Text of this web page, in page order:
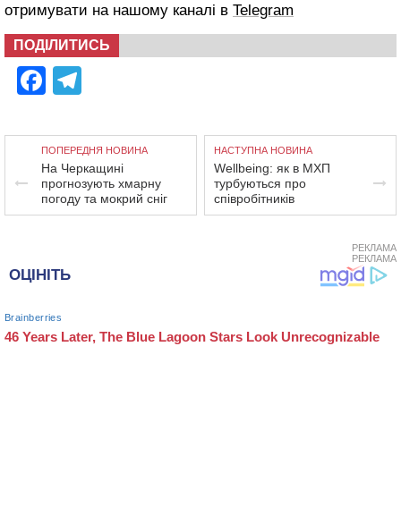
отримувати на нашому каналі в Telegram
ПОДІЛИТИСЬ
Facebook
ПОПЕРЕДНЯ НОВИНА
На Черкащині
прогнозують хмарну
погоду та мокрий сніг
НАСТУПНА НОВИНА
Wellbeing: як в МХП
турбуються про
співробітників
РЕКЛАМА
РЕКЛАМА